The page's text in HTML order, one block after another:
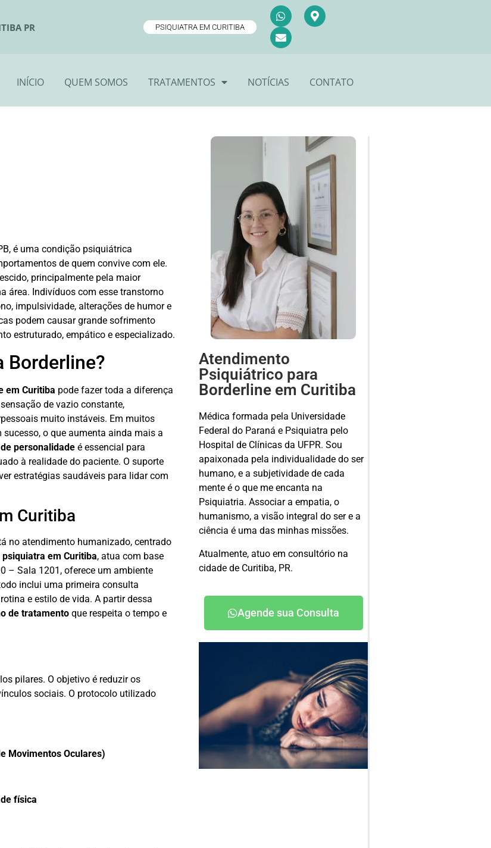
PR PSIQUIATRA EM CURITIBA
INÍCIO QUEM SOMOS TRATAMENTOS NOTÍCIAS CONTATO
é uma condição psiquiátrica
de quem convive com ele.
principalmente pela maior
área. Indivíduos com esse transtorno
impulsividade, alterações de humor e
podem causar grande sofrimento
estruturado, empático e especializado.
Borderline?
em Curitiba pode fazer toda a diferença
de vazio constante,
muito instáveis. Em muitos
o que aumenta ainda mais a
personalidade é essencial para
à realidade do paciente. O suporte
estratégias saudáveis para lidar com
Curitiba
no atendimento humanizado, centrado
psiquiatra em Curitiba, atua com base
– Sala 1201, oferece um ambiente
inclui uma primeira consulta
e estilo de vida. A partir dessa
de tratamento que respeita o tempo e
pilares. O objetivo é reduzir os
sociais. O protocolo utilizado
Movimentos Oculares)
física
Atendimento
Psiquiátrico para
Borderline em Curitiba
Médica formada pela Universidade
Federal do Paraná e Psiquiatra pelo
Hospital de Clínicas da UFPR. Sou
apaixonada pela individualidade do ser
humano, e a subjetividade de cada
mente é o que me encanta na
Psiquiatria. Associar a empatia, o
humanismo, a visão integral do ser e a
ciência é uma das minhas missões.
Atualmente, atuo em consultório na
cidade de Curitiba, PR.
Agende sua Consulta